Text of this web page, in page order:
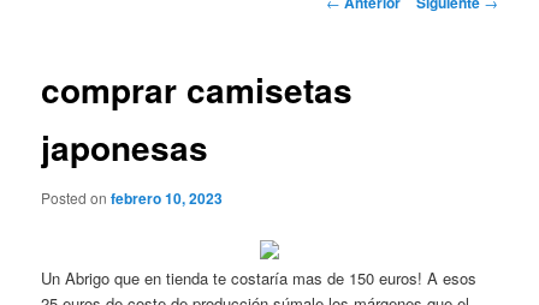
comprar camisetas
japonesas
Posted onfebrero 10, 2023
Un Abrigo que en tienda te costaría mas de 150 euros! A esos